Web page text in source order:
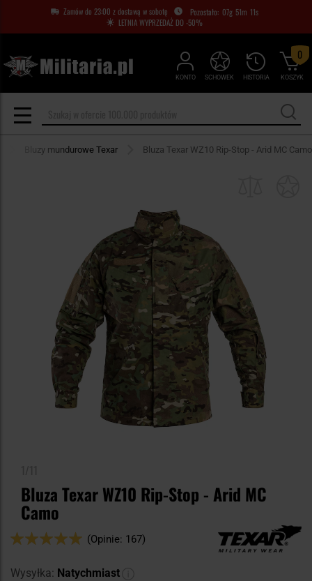
Zamów do 23:00 z dostawą w sobotę 07g 51m 11s
LETNIA WYPRZEDAŻ DO -50%
KONTO HISTORIA
SCHOWEK KOSZYK
0
Bluzy mundurowe Texar Bluza Texar WZ10 Rip-Stop - Arid MC Camo
Bluza Texar WZ10 Rip-Stop - Arid MC
Camo
Ocena:
(Opinie: 167)
Wysyłka: Natychmiast